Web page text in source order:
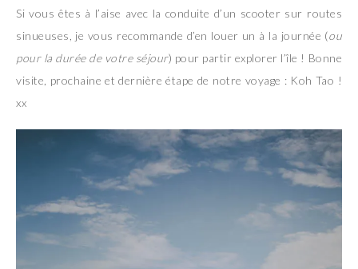
Si vous êtes à l’aise avec la conduite d’un scooter sur routes
sinueuses, je vous recommande d’en louer un à la journée (ou
pour la durée de votre séjour) pour partir explorer l’île ! Bonne
visite, prochaine et dernière étape de notre voyage : Koh Tao !
xx